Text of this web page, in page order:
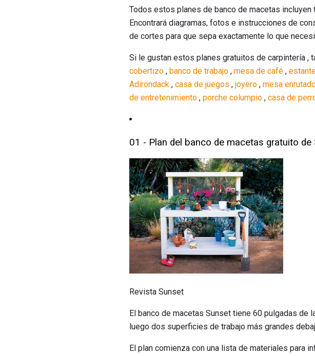
Todos estos planes de banco de macetas
Encontrará diagramas, fotos e instrucciones de
de cortes para que sepa exactamente lo que
Si le gustan estos planes gratuitos de carpintería ,
cobertizo , banco de trabajo , mesa de café ,
Adirondack , casa de juegos , joyero , mesa
de entretenimiento , porche columpio , casa de
01 - Plan del banco de macetas gratuito de
Revista Sunset
El banco de macetas Sunset tiene 60 pulgadas
luego dos superficies de trabajo más grandes
El plan comienza con una lista de materiales para